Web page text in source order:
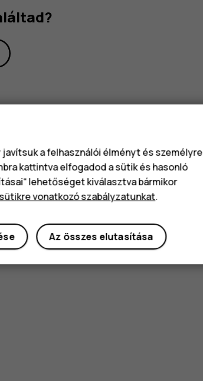
a felhasználói élményt és személyre
kattintva elfogadod a sütik és hasonló
lehetőséget kiválasztva bármikor
sütikre vonatkozó szabályzatunkat.
Az összes elutasítása